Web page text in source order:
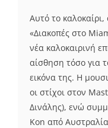
Αυτό το
«Διακοπές στο
νέα καλοκαιρινή
αίσθηση τόσο για
εικόνα της. Η
οι στίχοι στον
Δινάλης), ενώ
Kon από